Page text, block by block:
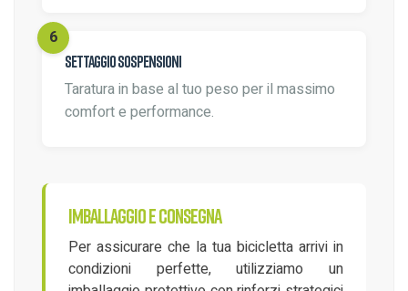
Settaggio sospensioni
Taratura in base al tuo peso per il massimo
comfort e performance.
Imballaggio e consegna
Per assicurare che la tua bicicletta arrivi in
condizioni perfette, utilizziamo un